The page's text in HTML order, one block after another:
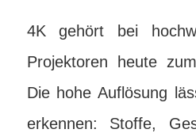
4K gehört bei
Projektoren heute
Die hohe Auflösung
erkennen: Stoffe,